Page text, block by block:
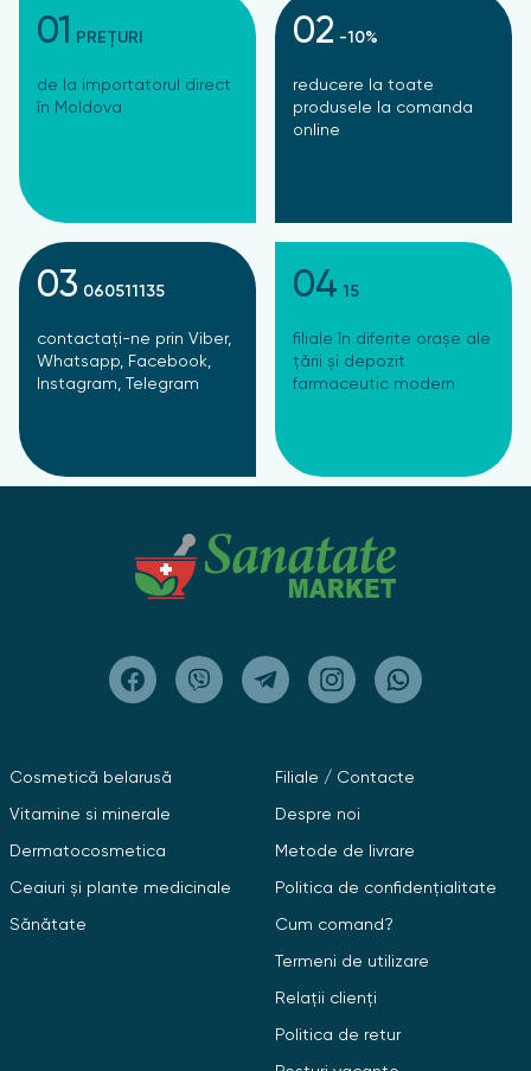
01 PREȚURI
de la importatorul direct
în Moldova
02 -10%
reducere la toate
produsele la comanda
online
03 060511135
contactați-ne prin Viber,
Whatsapp, Facebook,
Instagram, Telegram
04 15
filiale în diferite orașe ale
țării și depozit
farmaceutic modern
Cosmetică belarusă
Vitamine si minerale
Dermatocosmetica
Ceaiuri și plante medicinale
Sănătate
Filiale / Contacte
Despre noi
Metode de livrare
Politica de confidențialitate
Cum comand?
Termeni de utilizare
Relații clienți
Politica de retur